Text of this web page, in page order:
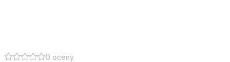
0 oceny